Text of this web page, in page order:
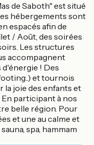
de Saboth" est situé
hébergements sont
espacés afin de
/ Août, des soirées
Les structures
accompagnent
d'énergie ! Des
et tournois
la joie des enfants et
En participant à nos
belle région. Pour
et une au calme et
spa, hammam